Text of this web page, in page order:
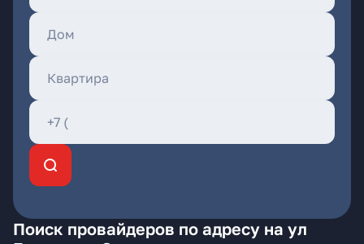
Поиск провайдеров по адресу на ул